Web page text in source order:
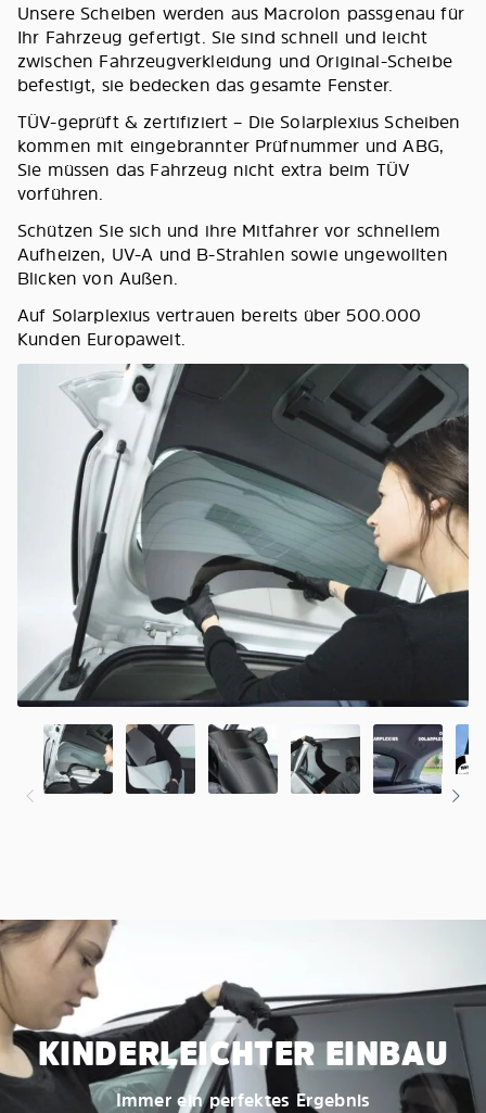
Unsere Scheiben werden aus Macrolon passgenau für
Ihr Fahrzeug gefertigt. Sie sind schnell und leicht
zwischen Fahrzeugverkleidung und Original-Scheibe
befestigt, sie bedecken das gesamte Fenster.
TÜV-geprüft & zertifiziert – Die Solarplexius Scheiben
kommen mit eingebrannter Prüfnummer und ABG,
Sie müssen das Fahrzeug nicht extra beim TÜV
vorführen.
Schützen Sie sich und ihre Mitfahrer vor schnellem
Aufheizen, UV-A und B-Strahlen sowie ungewollten
Blicken von Außen.
Auf Solarplexius vertrauen bereits über 500.000
Kunden Europaweit.
KINDERLEICHTER EINBAU
Immer ein perfektes Ergebnis